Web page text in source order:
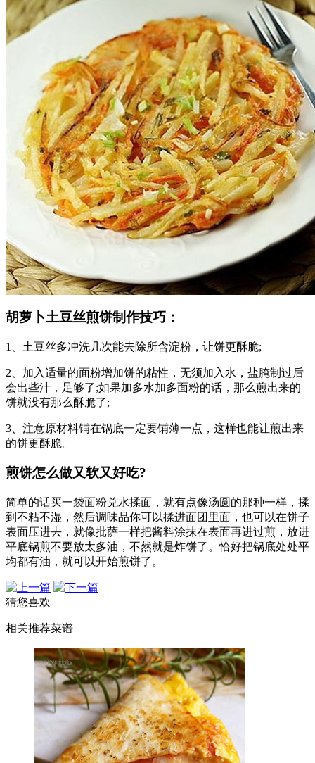
胡萝卜土豆丝煎饼制作技巧：
1、土豆丝多冲洗几次能去除所含淀粉，让饼更酥脆;
2、加入适量的面粉增加饼的粘性，无须加入水，盐腌制过后
会出些汁，足够了;如果加多水加多面粉的话，那么煎出来的
饼就没有那么酥脆了;
3、注意原材料铺在锅底一定要铺薄一点，这样也能让煎出来
的饼更酥脆。
煎饼怎么做又软又好吃?
简单的话买一袋面粉兑水揉面，就有点像汤圆的那种一样，揉
到不粘不湿，然后调味品你可以揉进面团里面，也可以在饼子
表面压进去，就像批萨一样把酱料涂抹在表面再进过煎，放进
平底锅煎不要放太多油，不然就是炸饼了。恰好把锅底处处平
均都有油，就可以开始煎饼了。
猜您喜欢
相关推荐菜谱